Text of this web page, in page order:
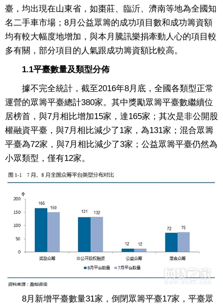
臺，均出現在山東省，如棗莊、臨沂、濟南等地為全國知
名二手車市場；8月公益眾籌的成功項目數和成功籌資額
均有較大幅度地增加，與本月騰訊樂捐牽動人心的項目較
多有關，部分項目的人氣跟成功籌資額比較高。
1.1平臺數量及類型分佈
據不完全統計，截至2016年8月底，全國各類型正常
運營的眾籌平臺總計380家。其中獎勵眾籌平臺數繼續位
居榜首，與7月相比增加15家，達165家；其次是非公開股
權融資平臺，與7月相比減少了1家，為131家；混合眾籌
平臺為72家，與7月相比減少了3家；公益眾籌平臺仍然為
小眾類型，僅有12家。
8月新增平臺數量31家，倒閉眾籌平臺17家，平臺眾